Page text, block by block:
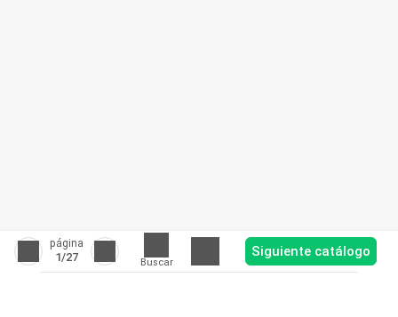
página
1/27 Buscar
Siguiente catálogo